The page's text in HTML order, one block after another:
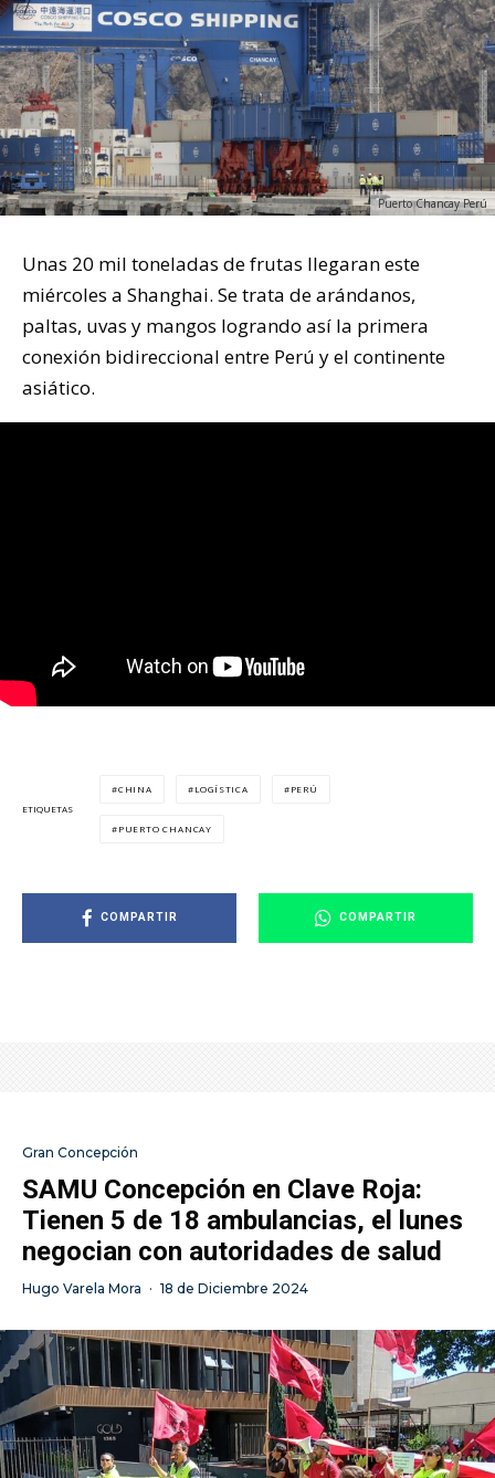
Puerto Chancay Perú
Unas 20 mil toneladas de frutas llegaran este
miércoles a Shanghai. Se trata de arándanos,
paltas, uvas y mangos logrando así la primera
conexión bidireccional entre Perú y el continente
asiático.
ETIQUETAS
CHINA LOGÍSTICA PERÚ
PUERTO CHANCAY
COMPARTIR COMPARTIR
Gran Concepción
SAMU Concepción en Clave Roja:
Tienen 5 de 18 ambulancias, el lunes
negocian con autoridades de salud
Hugo Varela Mora · 18 de Diciembre 2024